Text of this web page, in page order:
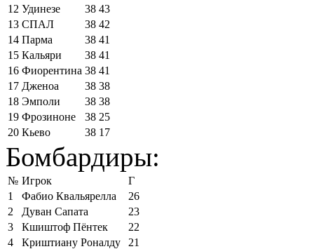
12 Удинезе 38 43
13 СПАЛ 38 42
14 Парма 38 41
15 Кальяри 38 41
16 Фиорентина 38 41
17 Дженоа 38 38
18 Эмполи 38 38
19 Фрозиноне 38 25
20 Кьево 38 17
Бомбардиры:
№ Игрок
Г
1
Фабио Квальярелла
26
2
Дуван Сапата
23
3
Кшиштоф Пёнтек
22
4
Криштиану Роналду
21